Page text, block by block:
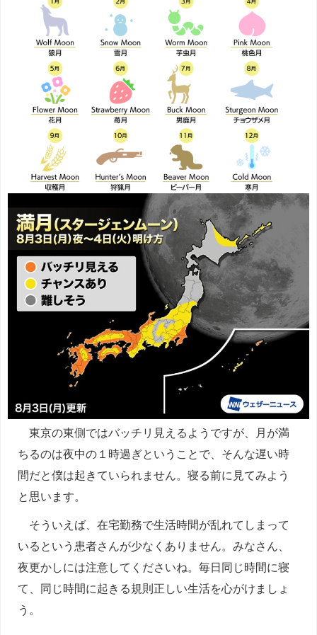
東京の東側ではバッチリ見えるようですが、月が満
ちるのは夜中の１時過ぎということで、そんな遅い時
間だと僕は起きていられません。寝る前に見てみよう
と思います。
そういえば、在宅勤務で生活時間が乱れてしまって
いるという患者さんが少なくありません。みなさん、
夜更かしには注意してくださいね。毎日同じ時間に寝
て、同じ時間に起きる規則正しい生活を心がけましょ
う。